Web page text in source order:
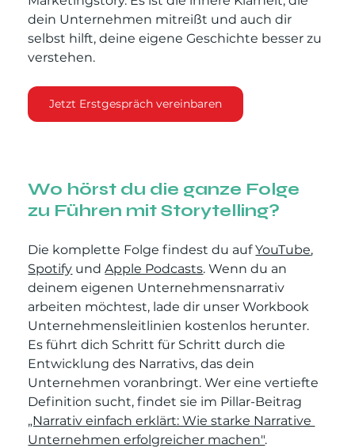
dein Unternehmen mitreißt und auch dir
selbst hilft, deine eigene Geschichte besser zu
verstehen.
Jetzt Erstgespräch vereinbaren
Wo hörst du die ganze Folge
zu Führen mit Storytelling?
Die komplette Folge findest du auf YouTube,
Spotify und Apple Podcasts. Wenn du an
deinem eigenen Unternehmensnarrativ
arbeiten möchtest, lade dir unser Workbook
Unternehmensleitlinien kostenlos herunter.
Es führt dich Schritt für Schritt durch die
Entwicklung des Narrativs, das dein
Unternehmen voranbringt. Wer eine vertiefte
Definition sucht, findet sie im Pillar-Beitrag
„Narrativ einfach erklärt: Wie starke Narrative
Unternehmen erfolgreicher machen".